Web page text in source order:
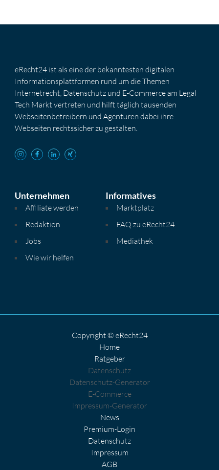
eRecht24 ist als eine der bekanntesten digitalen
Informationsplattformen rund um die Themen
Internetrecht, Datenschutz und E-Commerce am Legal
Tech Markt vertreten und hilft täglich tausenden
Webseitenbetreibern und Agenturen dabei ihre
Webseiten rechtssicher zu gestalten.
Unternehmen
Affiliate werden
Redaktion
Jobs
Wie wir helfen
Informatives
Marktplatz
FAQ zu eRecht24
Mediathek
Copyright © eRecht24
Home
Ratgeber
Datenschutz
Datenschutz-Generator
E-Commerce
Impressum-Generator
News
Premium-Login
Datenschutz
Impressum
AGB